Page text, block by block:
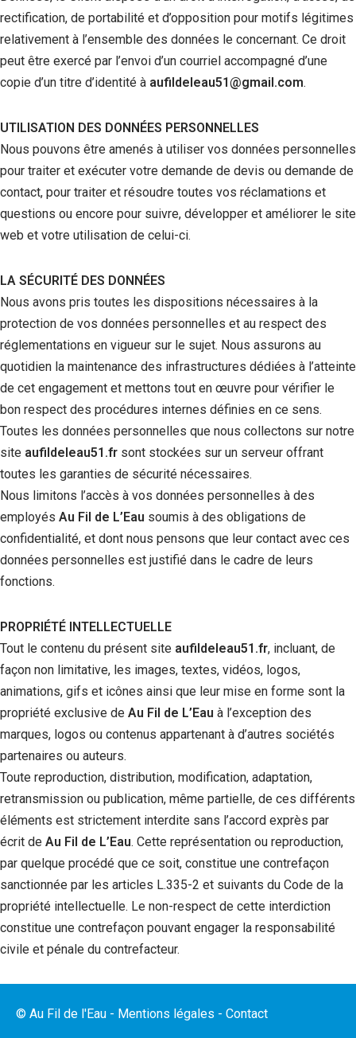
rectification, de portabilité et d’opposition pour motifs légitimes
relativement à l’ensemble des données le concernant. Ce droit
peut être exercé par l’envoi d’un courriel accompagné d’une
copie d’un titre d’identité à aufildeleau51@gmail.com.
UTILISATION DES DONNÉES PERSONNELLES
Nous pouvons être amenés à utiliser vos données personnelles
pour traiter et exécuter votre demande de devis ou demande de
contact, pour traiter et résoudre toutes vos réclamations et
questions ou encore pour suivre, développer et améliorer le site
web et votre utilisation de celui-ci.
LA SÉCURITÉ DES DONNÉES
Nous avons pris toutes les dispositions nécessaires à la
protection de vos données personnelles et au respect des
réglementations en vigueur sur le sujet. Nous assurons au
quotidien la maintenance des infrastructures dédiées à l’atteinte
de cet engagement et mettons tout en œuvre pour vérifier le
bon respect des procédures internes définies en ce sens.
Toutes les données personnelles que nous collectons sur notre
site aufildeleau51.fr sont stockées sur un serveur offrant
toutes les garanties de sécurité nécessaires.
Nous limitons l’accès à vos données personnelles à des
employés Au Fil de L’Eau soumis à des obligations de
confidentialité, et dont nous pensons que leur contact avec ces
données personnelles est justifié dans le cadre de leurs
fonctions.
PROPRIÉTÉ INTELLECTUELLE
Tout le contenu du présent site aufildeleau51.fr, incluant, de
façon non limitative, les images, textes, vidéos, logos,
animations, gifs et icônes ainsi que leur mise en forme sont la
propriété exclusive de Au Fil de L’Eau à l’exception des
marques, logos ou contenus appartenant à d’autres sociétés
partenaires ou auteurs.
Toute reproduction, distribution, modification, adaptation,
retransmission ou publication, même partielle, de ces différents
éléments est strictement interdite sans l’accord exprès par
écrit de Au Fil de L’Eau. Cette représentation ou reproduction,
par quelque procédé que ce soit, constitue une contrefaçon
sanctionnée par les articles L.335-2 et suivants du Code de la
propriété intellectuelle. Le non-respect de cette interdiction
constitue une contrefaçon pouvant engager la responsabilité
civile et pénale du contrefacteur.
© Au Fil de l'Eau - Mentions légales - Contact